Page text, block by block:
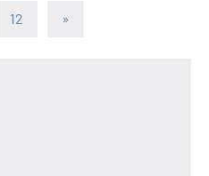
12
Articles
»